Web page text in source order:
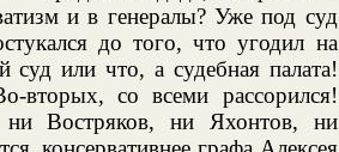
и в генералы? Уже под суд
до того, что угодил на
или что, а судебная палата!
вторых, со всеми рассорился!
Востряков, ни Яхонтов, ни